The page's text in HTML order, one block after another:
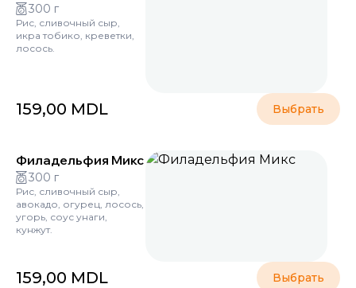
300 г
Рис, сливочный сыр,
икра тобико, креветки,
лосось.
159,00 MDL Выбрать
Филадельфия Микс
300 г
Рис, сливочный сыр,
авокадо, огурец, лосось,
угорь, соус унаги,
кунжут.
159,00 MDL Выбрать